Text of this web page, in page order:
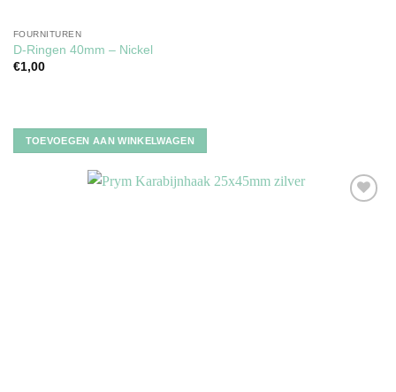
FOURNITUREN
D-Ringen 40mm – Nickel
€1,00
TOEVOEGEN AAN WINKELWAGEN